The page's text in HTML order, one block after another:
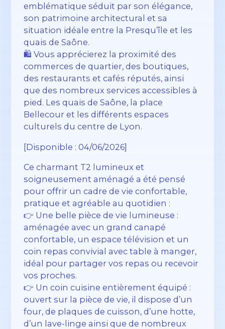
emblématique séduit par son élégance,
son patrimoine architectural et sa
situation idéale entre la Presqu’île et les
quais de Saône.
🛍️ Vous apprécierez la proximité des
commerces de quartier, des boutiques,
des restaurants et cafés réputés, ainsi
que des nombreux services accessibles à
pied. Les quais de Saône, la place
Bellecour et les différents espaces
culturels du centre de Lyon.
[Disponible : 04/06/2026]
Ce charmant T2 lumineux et
soigneusement aménagé a été pensé
pour offrir un cadre de vie confortable,
pratique et agréable au quotidien :
👉 Une belle pièce de vie lumineuse :
aménagée avec un grand canapé
confortable, un espace télévision et un
coin repas convivial avec table à manger,
idéal pour partager vos repas ou recevoir
vos proches.
👉 Un coin cuisine entièrement équipé :
ouvert sur la pièce de vie, il dispose d’un
four, de plaques de cuisson, d’une hotte,
d’un lave-linge ainsi que de nombreux